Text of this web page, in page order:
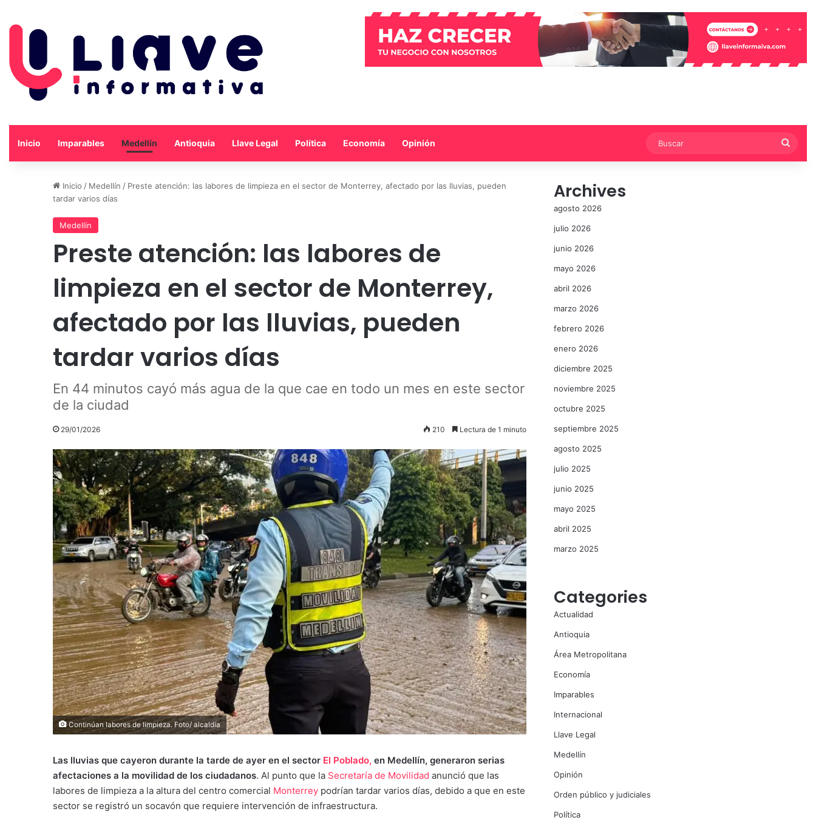
Inicio Imparables Medellín Antioquia Llave Legal Política Economía Opinión
Inicio / Medellín / Preste atención: las labores de limpieza en el sector de Monterrey, afectado por las lluvias, pueden
tardar varios días
Medellín
Preste atención: las labores de
limpieza en el sector de Monterrey,
afectado por las lluvias, pueden
tardar varios días
En 44 minutos cayó más agua de la que cae en todo un mes en este sector
de la ciudad
29/01/2026 210 Lectura de 1 minuto
Continúan labores de limpieza. Foto/ alcaldía
Las lluvias que cayeron durante la tarde de ayer en el sector El Poblado, en Medellín, generaron serias
afectaciones a la movilidad de los ciudadanos. Al punto que la Secretaría de Movilidad anunció que las
labores de limpieza a la altura del centro comercial Monterrey podrían tardar varios días, debido a que en este
sector se registró un socavón que requiere intervención de infraestructura.
Archives
agosto 2026
julio 2026
junio 2026
mayo 2026
abril 2026
marzo 2026
febrero 2026
enero 2026
diciembre 2025
noviembre 2025
octubre 2025
septiembre 2025
agosto 2025
julio 2025
junio 2025
mayo 2025
abril 2025
marzo 2025
Categories
Actualidad
Antioquia
Área Metropolitana
Economía
Imparables
Internacional
Llave Legal
Medellín
Opinión
Orden público y judiciales
Política